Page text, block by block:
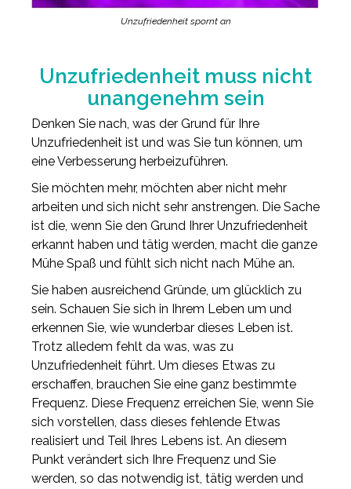
Unzufriedenheit spornt an
Unzufriedenheit muss nicht
unangenehm sein
Denken Sie nach, was der Grund für Ihre
Unzufriedenheit ist und was Sie tun können, um
eine Verbesserung herbeizuführen.
Sie möchten mehr, möchten aber nicht mehr
arbeiten und sich nicht sehr anstrengen. Die Sache
ist die, wenn Sie den Grund Ihrer Unzufriedenheit
erkannt haben und tätig werden, macht die ganze
Mühe Spaß und fühlt sich nicht nach Mühe an.
Sie haben ausreichend Gründe, um glücklich zu
sein. Schauen Sie sich in Ihrem Leben um und
erkennen Sie, wie wunderbar dieses Leben ist.
Trotz alledem fehlt da was, was zu
Unzufriedenheit führt. Um dieses Etwas zu
erschaffen, brauchen Sie eine ganz bestimmte
Frequenz. Diese Frequenz erreichen Sie, wenn Sie
sich vorstellen, dass dieses fehlende Etwas
realisiert und Teil Ihres Lebens ist. An diesem
Punkt verändert sich Ihre Frequenz und Sie
werden, so das notwendig ist, tätig werden und